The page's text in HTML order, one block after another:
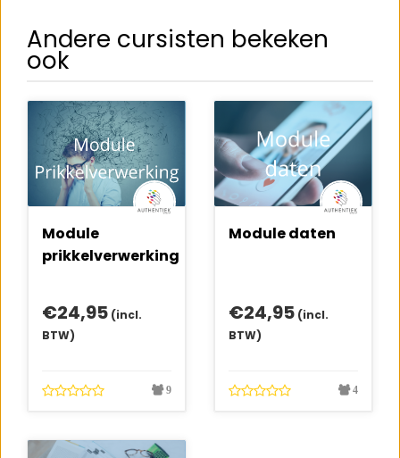
Andere cursisten bekeken
ook
Module
prikkelverwerking
€24,95 (incl.
BTW)
9
Module daten
€24,95 (incl.
BTW)
4